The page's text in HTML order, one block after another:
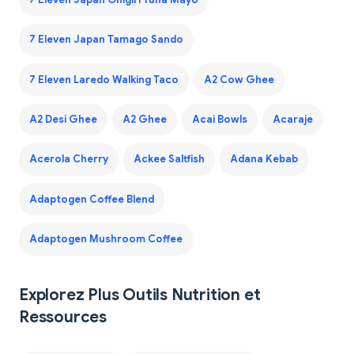
7 Eleven Japan Tamago Sando
7 Eleven Laredo Walking Taco A2 Cow Ghee
A2 Desi Ghee A2 Ghee Acai Bowls Acaraje
Acerola Cherry Ackee Saltfish Adana Kebab
Adaptogen Coffee Blend
Adaptogen Mushroom Coffee
Explorez Plus Outils Nutrition et
Ressources